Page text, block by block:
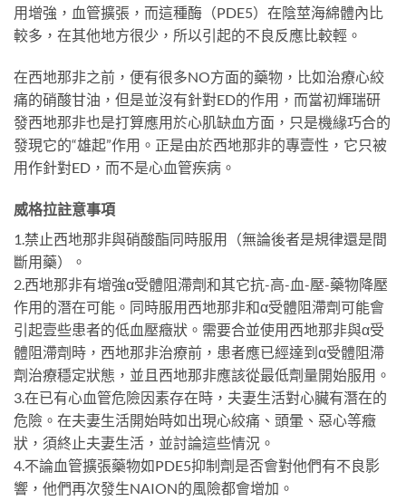
用增強，血管擴張，而這種酶（PDE5）在陰莖海綿體內比
較多，在其他地方很少，所以引起的不良反應比較輕。
在西地那非之前，便有很多NO方面的藥物，比如治療心絞
痛的硝酸甘油，但是並沒有針對ED的作用，而當初輝瑞研
發西地那非也是打算應用於心肌缺血方面，只是機緣巧合的
發現它的“雄起”作用。正是由於西地那非的專壹性，它只被
用作針對ED，而不是心血管疾病。
威格拉註意事項
1.禁止西地那非與硝酸酯同時服用（無論後者是規律還是間
斷用藥）。
2.西地那非有增強α受體阻滯劑和其它抗-高-血-壓-藥物降壓
作用的潛在可能。同時服用西地那非和α受體阻滯劑可能會
引起壹些患者的低血壓癥狀。需要合並使用西地那非與α受
體阻滯劑時，西地那非治療前，患者應已經達到α受體阻滯
劑治療穩定狀態，並且西地那非應該從最低劑量開始服用。
3.在已有心血管危險因素存在時，夫妻生活對心臟有潛在的
危險。在夫妻生活開始時如出現心絞痛、頭暈、惡心等癥
狀，須終止夫妻生活，並討論這些情況。
4.不論血管擴張藥物如PDE5抑制劑是否會對他們有不良影
響，他們再次發生NAION的風險都會增加。